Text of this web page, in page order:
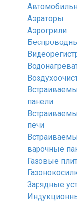
Аэраторы
Аэрогрили
панели
печи
варочные
Газовые
Зарядные